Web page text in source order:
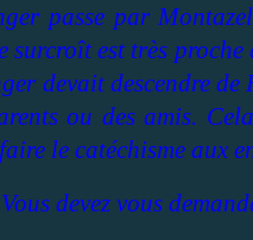
passe par
surcroît est très proche
devait descendre
ou des amis.
le catéchisme aux
Vous devez vous